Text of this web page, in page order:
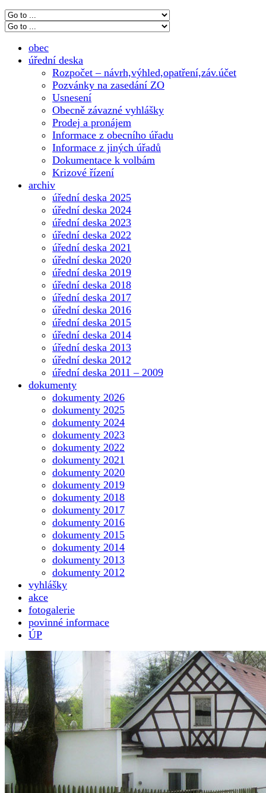
obec
úřední deska
Rozpočet – návrh,výhled,opatření,záv.účet
Pozvánky na zasedání ZO
Usnesení
Obecně závazné vyhlášky
Prodej a pronájem
Informace z obecního úřadu
Informace z jiných úřadů
Dokumentace k volbám
Krizové řízení
archiv
úřední deska 2025
úřední deska 2024
úřední deska 2023
úřední deska 2022
úřední deska 2021
úřední deska 2020
úřední deska 2019
úřední deska 2018
úřední deska 2017
úřední deska 2016
úřední deska 2015
úřední deska 2014
úřední deska 2013
úřední deska 2012
úřední deska 2011 – 2009
dokumenty
dokumenty 2026
dokumenty 2025
dokumenty 2024
dokumenty 2023
dokumenty 2022
dokumenty 2021
dokumenty 2020
dokumenty 2019
dokumenty 2018
dokumenty 2017
dokumenty 2016
dokumenty 2015
dokumenty 2014
dokumenty 2013
dokumenty 2012
vyhlášky
akce
fotogalerie
povinné informace
ÚP